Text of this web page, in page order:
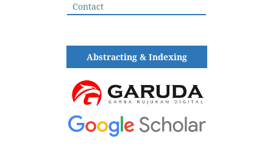
Contact
Abstracting & Indexing